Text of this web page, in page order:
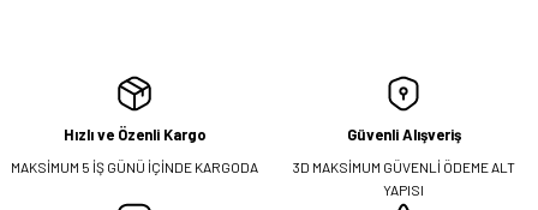
Hızlı ve Özenli Kargo
MAKSİMUM 5 İŞ GÜNÜ İÇİNDE KARGODA
Güvenli Alışveriş
3D MAKSİMUM GÜVENLİ ÖDEME ALT
YAPISI